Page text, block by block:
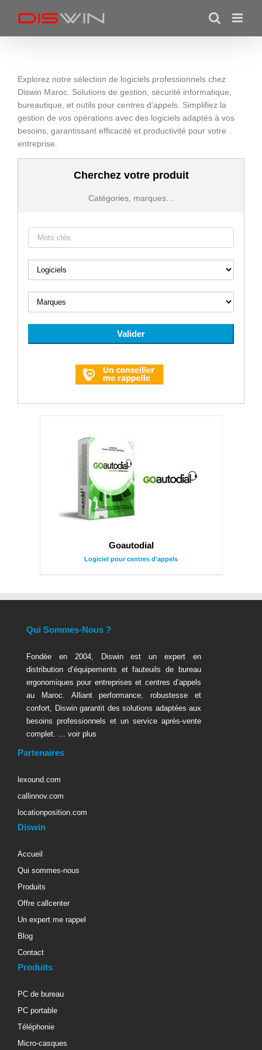
Explorez notre sélection de logiciels professionnels chez
Diswin Maroc. Solutions de gestion, sécurité informatique,
bureautique, et outils pour centres d’appels. Simplifiez la
gestion de vos opérations avec des logiciels adaptés à vos
besoins, garantissant efficacité et productivité pour votre
entreprise.
Cherchez votre produit
Catégories, marques…
Goautodial
Logiciel pour centres d'appels
Qui Sommes-Nous ?
Fondée en 2004, Diswin est un expert en
distribution d’équipements et fauteuils de bureau
ergonomiques pour entreprises et centres d’appels
au Maroc. Alliant performance, robustesse et
confort, Diswin garantit des solutions adaptées aux
besoins professionnels et un service après-vente
complet. …
voir plus
Partenaires
lexound.com
callinnov.com
locationposition.com
Diswin
Accueil
Qui sommes-nous
Produits
Offre callcenter
Un expert me rappel
Blog
Contact
Produits
PC de bureau
PC portable
Téléphonie
Micro-casques